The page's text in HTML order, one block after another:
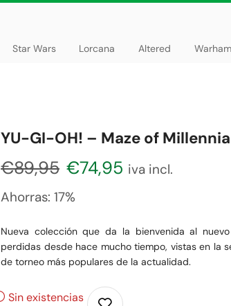
Star Wars Lorcana Altered
YU-GI-OH! – Maze of
€89,95 €74,95 iva incl.
Ahorras: 17%
Nueva colección que da la bienvenida al
perdidas desde hace mucho tiempo, vistas en la
de torneo más populares de la actualidad.
Sin existencias